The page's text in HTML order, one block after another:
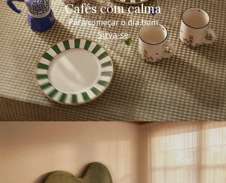
Cafés com calma
Para começar o dia bem
Sirva-se